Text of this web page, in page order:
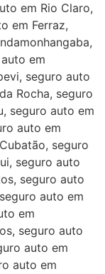
em Rio Claro,
em Ferraz,
em
seguro auto
Rocha, seguro
seguro auto em
auto em
seguro
seguro auto
seguro auto
auto em
em
seguro auto
auto em
auto em